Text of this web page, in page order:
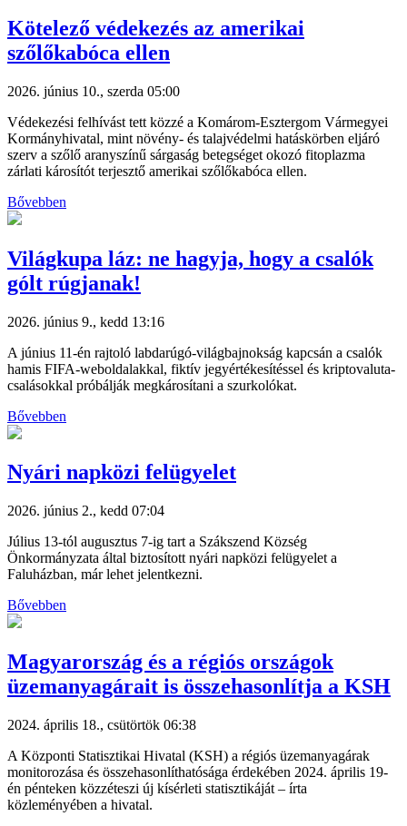
Kötelező védekezés az amerikai
szőlőkabóca ellen
2026. június 10., szerda 05:00
Védekezési felhívást tett közzé a Komárom-Esztergom Vármegyei
Kormányhivatal, mint növény- és talajvédelmi hatáskörben eljáró
szerv a szőlő aranyszínű sárgaság betegséget okozó fitoplazma
zárlati károsítót terjesztő amerikai szőlőkabóca ellen.
Bővebben
Világkupa láz: ne hagyja, hogy a csalók
gólt rúgjanak!
2026. június 9., kedd 13:16
A június 11-én rajtoló labdarúgó-világbajnokság kapcsán a csalók
hamis FIFA-weboldalakkal, fiktív jegyértékesítéssel és kriptovaluta-
csalásokkal próbálják megkárosítani a szurkolókat.
Bővebben
Nyári napközi felügyelet
2026. június 2., kedd 07:04
Július 13-tól augusztus 7-ig tart a Szákszend Község
Önkormányzata által biztosított nyári napközi felügyelet a
Faluházban, már lehet jelentkezni.
Bővebben
Magyarország és a régiós országok
üzemanyagárait is összehasonlítja a KSH
2024. április 18., csütörtök 06:38
A Központi Statisztikai Hivatal (KSH) a régiós üzemanyagárak
monitorozása és összehasonlíthatósága érdekében 2024. április 19-
én pénteken közzéteszi új kísérleti statisztikáját – írta
közleményében a hivatal.